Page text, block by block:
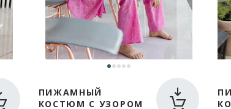
ПИЖАМНЫЙ
КОСТЮМ С УЗОРОМ